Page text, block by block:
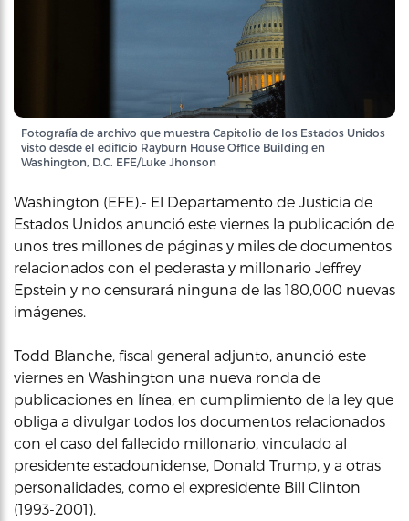
Fotografía de archivo que muestra Capitolio de los Estados Unidos
visto desde el edificio Rayburn House Office Building en
Washington, D.C. EFE/Luke Jhonson
Washington (EFE).- El Departamento de Justicia de
Estados Unidos anunció este viernes la publicación de
unos tres millones de páginas y miles de documentos
relacionados con el pederasta y millonario Jeffrey
Epstein y no censurará ninguna de las 180,000 nuevas
imágenes.
Todd Blanche, fiscal general adjunto, anunció este
viernes en Washington una nueva ronda de
publicaciones en línea, en cumplimiento de la ley que
obliga a divulgar todos los documentos relacionados
con el caso del fallecido millonario, vinculado al
presidente estadounidense, Donald Trump, y a otras
personalidades, como el expresidente Bill Clinton
(1993-2001).